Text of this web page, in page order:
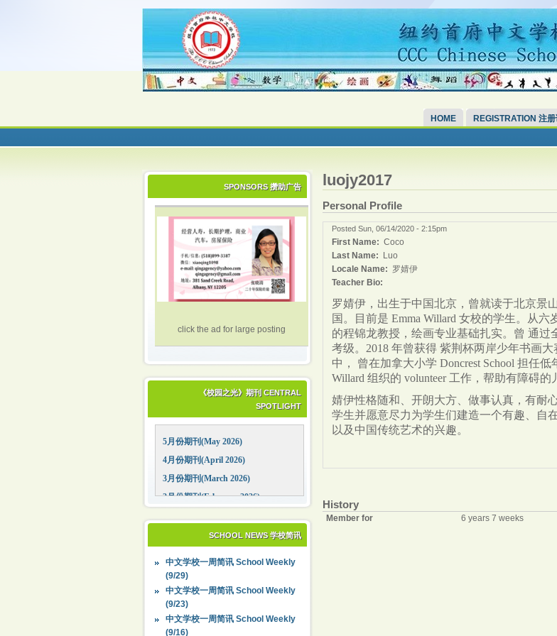
HOME REGISTRATION 注
SPONSORS 攒助广告
click the ad for large posting
《校园之光》期刊 CENTRAL
SPOTLIGHT
5月份期刊(May 2026)
4月份期刊(April 2026)
3月份期刊(March 2026)
2月份期刊(February 2026)
12月份期刊(December 2025)
10月份期刊(October 2025)
09月份期刊(September 2025)
SCHOOL NEWS 学校简讯
中文学校一周简讯 School Weekly
(9/29)
中文学校一周简讯 School Weekly
(9/23)
中文学校一周简讯 School Weekly
(9/16)
luojy2017
Personal Profile
Posted Sun, 06/14/2020 - 2:15pm
First Name: Coco
Last Name:
Luo
Locale Name: 罗婧伊
Teacher Bio:
罗婧伊，出生于中国北京，曾就读于北京景
国。目前是 Emma Willard 女校的学生。从
的程锦龙教授，绘画专业基础扎实。曾 通过
考级。2018 年曾获得 紫荆杯两岸少年书画
中， 曾在加拿大小学 Doncrest School 担任低
Willard 组织的 volunteer 工作， 帮助有障碍的
婧伊性格随和 、开朗大方、 做事认真， 有耐
学生并愿意尽力为学生们建造一个有趣、 自
以及中国传统艺术的兴趣。
History
Member for 6 years 7 weeks